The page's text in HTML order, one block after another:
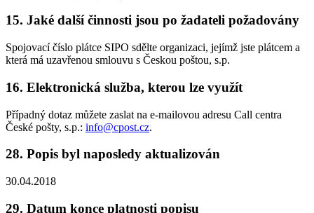
15. Jaké další činnosti jsou po žadateli požadovány
Spojovací číslo plátce SIPO sdělte organizaci, jejímž jste plátcem a
která má uzavřenou smlouvu s Českou poštou, s.p.
16. Elektronická služba, kterou lze využít
Případný dotaz můžete zaslat na e-mailovou adresu Call centra
České pošty, s.p.: info@cpost.cz.
28. Popis byl naposledy aktualizován
30.04.2018
29. Datum konce platnosti popisu